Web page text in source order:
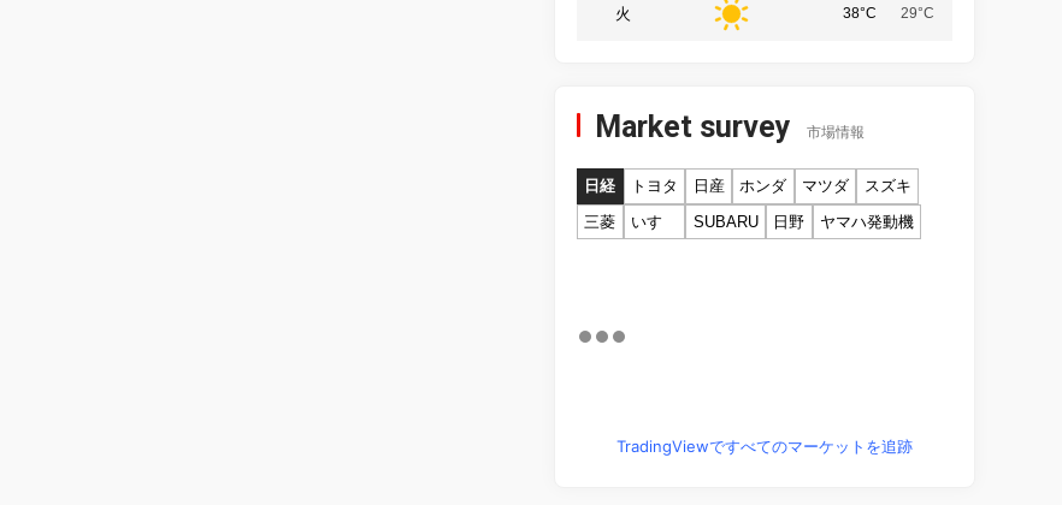
火 38°C 29°C
Market survey 市場情報
日経 トヨタ 日産 ホンダ マツダ
スズキ
三菱
いすゞ SUBARU 日野 ヤマハ発動機
TradingViewですべてのマーケットを追跡